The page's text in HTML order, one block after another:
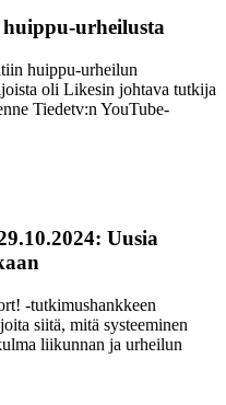
urheilusta
huippu-urheilun
oli Likesin johtava tutkija
Tiedetv:n YouTube-
Uusia
-tutkimushankkeen
siitä, mitä systeeminen
liikunnan ja urheilun